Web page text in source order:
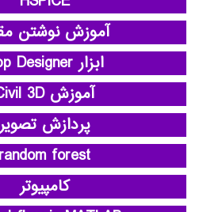
آموزش نوشتن
ابزار App Designer
آموزش Civil 3D
پردازش تصویر
random forest
کامپیوتر